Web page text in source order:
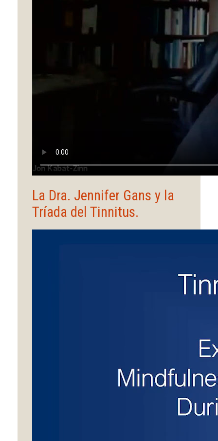
La Dra. Jennifer Gans y la
Tríada del Tinnitus.